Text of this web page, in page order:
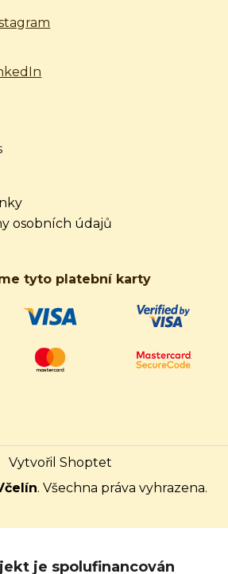
osobních údajů
tyto platební karty
Vytvořil Shoptet
. Všechna práva vyhrazena.
je spolufinancován